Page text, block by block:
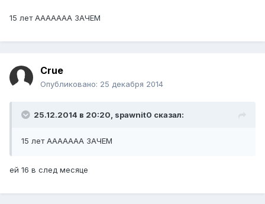
15 лет ААААААА ЗАЧЕМ
Crue
Опубликовано: 25 декабря 2014
25.12.2014 в 20:20, spawnit0 сказал:
15 лет ААААААА ЗАЧЕМ
ей 16 в след месяце